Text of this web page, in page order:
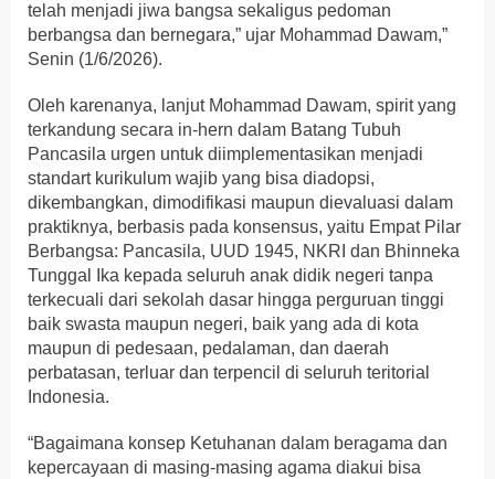
telah menjadi jiwa bangsa sekaligus pedoman
berbangsa dan bernegara,” ujar Mohammad Dawam,”
Senin (1/6/2026).
Oleh karenanya, lanjut Mohammad Dawam, spirit yang
terkandung secara in-hern dalam Batang Tubuh
Pancasila urgen untuk diimplementasikan menjadi
standart kurikulum wajib yang bisa diadopsi,
dikembangkan, dimodifikasi maupun dievaluasi dalam
praktiknya, berbasis pada konsensus, yaitu Empat Pilar
Berbangsa: Pancasila, UUD 1945, NKRI dan Bhinneka
Tunggal Ika kepada seluruh anak didik negeri tanpa
terkecuali dari sekolah dasar hingga perguruan tinggi
baik swasta maupun negeri, baik yang ada di kota
maupun di pedesaan, pedalaman, dan daerah
perbatasan, terluar dan terpencil di seluruh teritorial
Indonesia.
“Bagaimana konsep Ketuhanan dalam beragama dan
kepercayaan di masing-masing agama diakui bisa